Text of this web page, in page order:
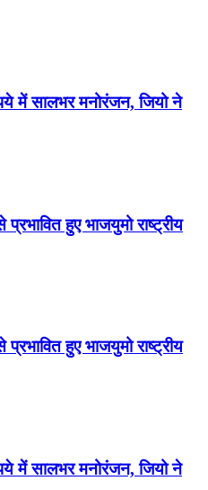
में सालभर मनोरंजन, जियो ने
हुए भाजयुमो राष्ट्रीय
हुए भाजयुमो राष्ट्रीय
में सालभर मनोरंजन, जियो ने